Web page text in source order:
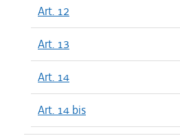
Art. 12
Art. 13
Art. 14
Art. 14 bis